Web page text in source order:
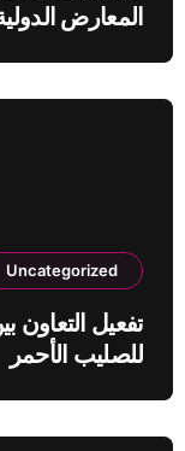
المعارض
Uncategorized
تفعيل التعاون
للصليب الأحمر